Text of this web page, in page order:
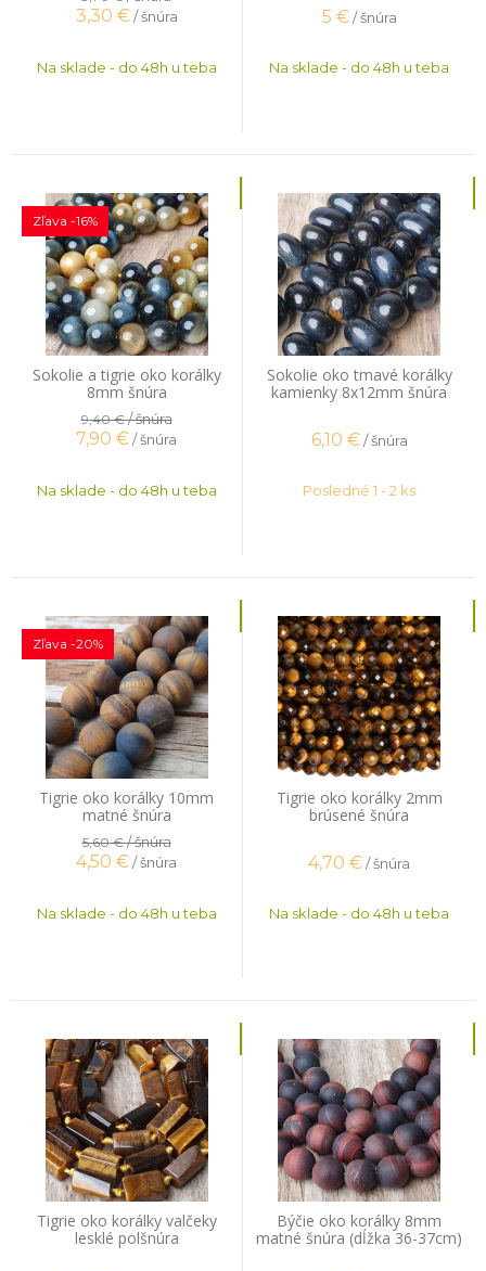
3,30 € / šnúra
Na sklade - do 48h u teba
5 € / šnúra
Na sklade - do 48h u teba
Sokolie a tigrie oko korálky
8mm šnúra
Zľava -16%
9,40 €/ šnúra
7,90 €/ šnúra
Na sklade - do 48h u teba
Sokolie oko tmavé korálky
kamienky 8x12mm šnúra
6,10 € / šnúra
Posledné 1 - 2 ks
Tigrie oko korálky 10mm
matné šnúra
Zľava -20%
5,60 €/ šnúra
4,50 €/ šnúra
Na sklade - do 48h u teba
Tigrie oko korálky 2mm
brúsené šnúra
4,70 €/ šnúra
Na sklade - do 48h u teba
Tigrie oko korálky valčeky
lesklé polšnúra
Býčie oko korálky 8mm
matné šnúra (dĺžka 36-37cm)